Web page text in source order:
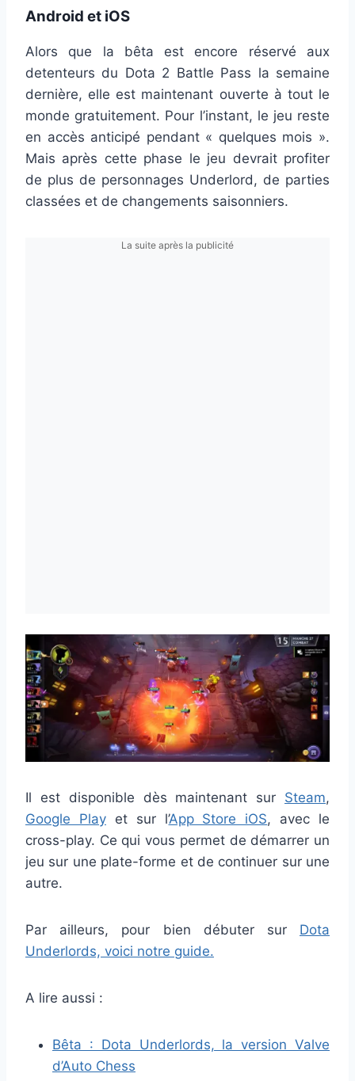
Android et iOS
Alors que la bêta est encore réservé aux
detenteurs du Dota 2 Battle Pass la semaine
dernière, elle est maintenant ouverte à tout le
monde gratuitement. Pour l’instant, le jeu reste
en accès anticipé pendant « quelques mois ».
Mais après cette phase le jeu devrait profiter
de plus de personnages Underlord, de parties
classées et de changements saisonniers.
La suite après la publicité
Il est disponible dès maintenant sur Steam,
Google Playet sur l’App Store iOS, avec le
cross-play. Ce qui vous permet de démarrer un
jeu sur une plate-forme et de continuer sur une
autre.
Par ailleurs, pour bien débuter sur Dota
Underlords, voici notre guide.
A lire aussi :
Bêta : Dota Underlords, la version Valve
d’Auto Chess